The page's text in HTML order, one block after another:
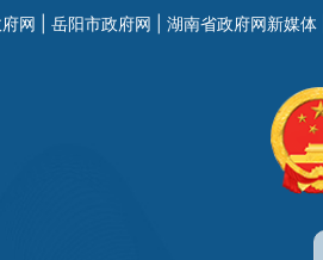
网 岳阳市政府网 湖南省政府网新媒体